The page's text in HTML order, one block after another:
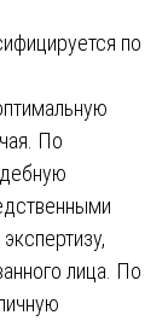
по
По
лица. По